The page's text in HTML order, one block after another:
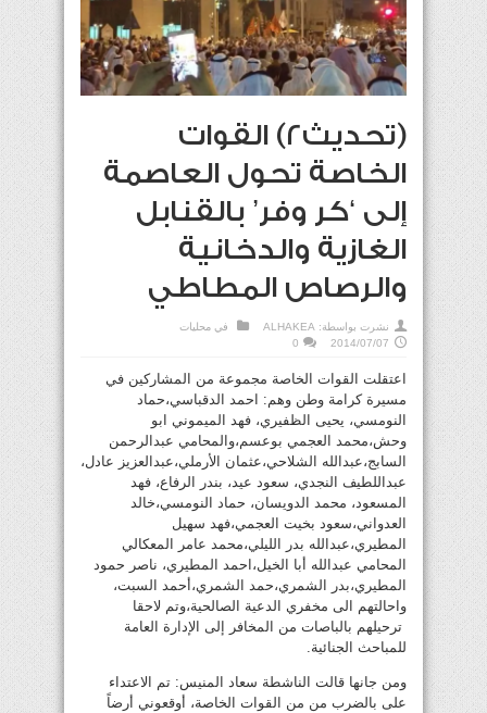
(تحديث2) القوات
الخاصة تحول العاصمة
إلى ‘كر وفر’ بالقنابل
الغازية والدخانية
والرصاص المطاطي
نشرت بواسطة: ALHAKEA في محليات
2014/07/07
0
اعتقلت القوات الخاصة مجموعة من المشاركين في
مسيرة كرامة وطن وهم: احمد الدقباسي،حماد
النومسي، يحيى الظفيري، فهد الميموني ابو
وحش،محمد العجمي بوعسم،والمحامي عبدالرحمن
السابج،عبدالله الشلاحي،عثمان الأرملي،عبدالعزيز عادل،
عبداللطيف النجدي، سعود عيد، بندر الرفاع، فهد
المسعود، محمد الدويسان، حماد النومسي،خالد
العدواني،سعود بخيت العجمي،فهد سهيل
المطيري،عبدالله بدر الليلي،محمد عامر المعكالي
المحامي عبدالله أبا الخيل،احمد المطيري، ناصر حمود
المطيري،بدر الشمري،حمد الشمري،أحمد السبت،
واحالتهم الى مخفري الدعية الصالحية،وتم لاحقا
ترحيلهم بالباصات من المخافر إلى الإدارة العامة
للمباحث الجنائية.
ومن جانها قالت الناشطة سعاد المنيس: تم الاعتداء
على بالضرب من من القوات الخاصة، أوقعوني أرضاً